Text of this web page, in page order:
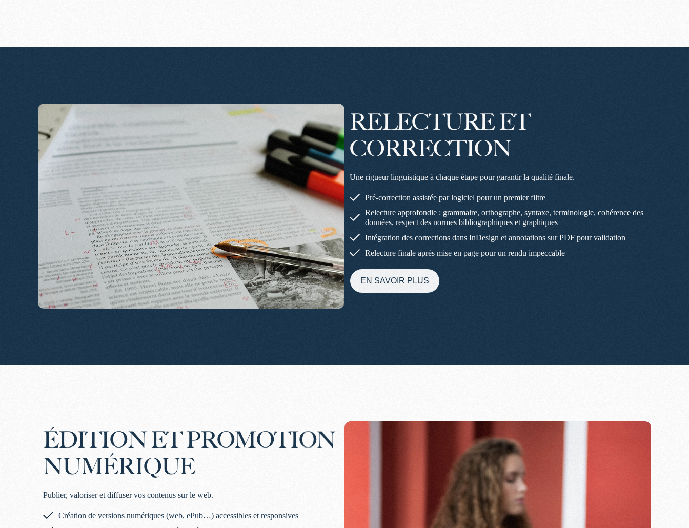
RELECTURE ET
CORRECTION
Une rigueur linguistique à chaque étape pour garantir la qualité finale.
Pré-correction assistée par logiciel pour un premier filtre
Relecture approfondie : grammaire, orthographe, syntaxe, terminologie, cohérence des
données, respect des normes bibliographiques et graphiques
Intégration des corrections dans InDesign et annotations sur PDF pour validation
Relecture finale après mise en page pour un rendu impeccable
EN SAVOIR PLUS
ÉDITIONET PROMOTION
NUMÉRIQUE
Publier, valoriser et diffuser vos contenus sur le web.
Création de versions numériques (web, ePub…) accessibles et responsives